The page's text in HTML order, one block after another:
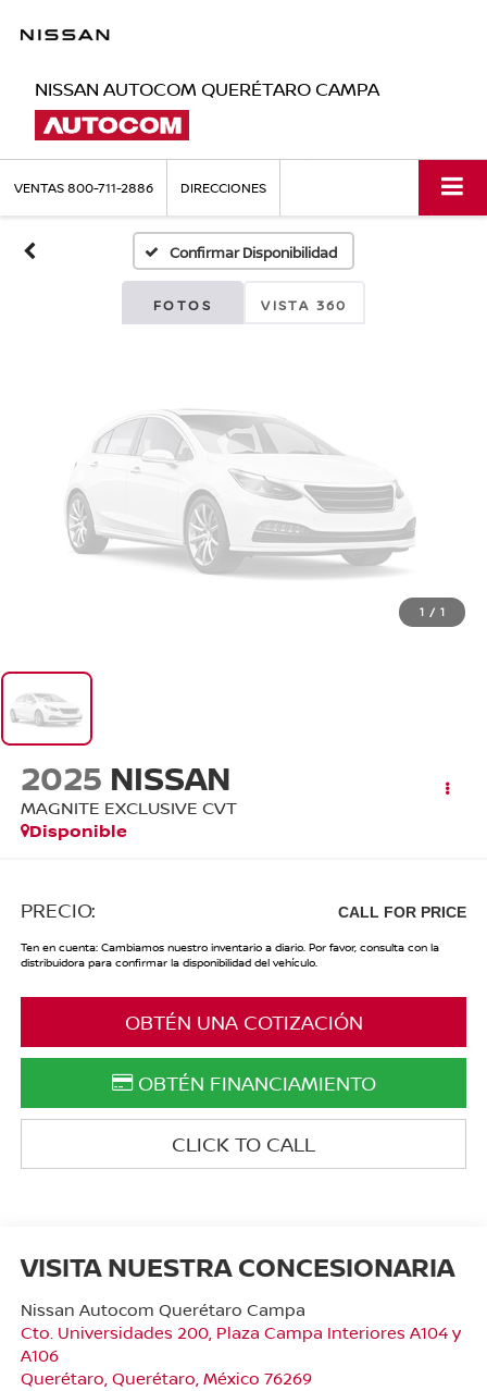
NISSAN AUTOCOM QUERÉTARO CAMPA
VENTAS800-711-2886 DIRECCIONES
Confirmar Disponibilidad
FOTOS VISTA 360
Disponibles
Por favor, revise luego
1 / 1
2025 NISSAN
MAGNITE EXCLUSIVE CVT
Disponible
PRECIO: CALL FOR PRICE
Ten en cuenta: Cambiamos nuestro inventario a diario. Por favor, consulta con la
distribuidora para confirmar la disponibilidad del vehículo.
OBTÉN UNA COTIZACIÓN
OBTÉN FINANCIAMIENTO
CLICK TO CALL
VISITA NUESTRA CONCESIONARIA
Nissan Autocom Querétaro Campa
Cto. Universidades 200, Plaza Campa Interiores A104 y
A106
Querétaro, Querétaro, México 76269